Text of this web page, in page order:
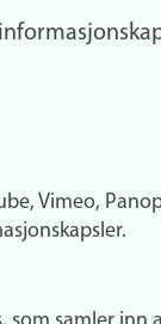
Vimeo,